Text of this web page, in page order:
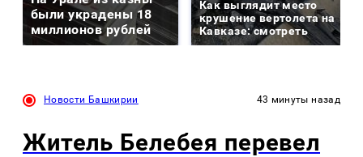
были украдены 18
миллионов рублей
Как выглядит место
крушение вертолета на
Кавказе: смотреть
Новости Башкирии 43 минуты назад
Житель Белебея перевел